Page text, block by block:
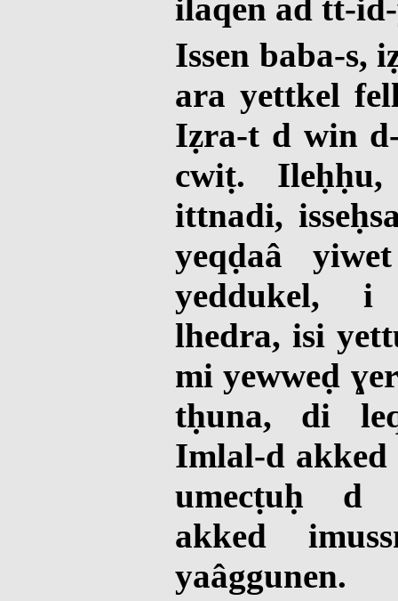
ilaqen ad tt-
Issen baba-s,
ara yettkel
Iẓra-t d win
cwiṭ.
ittnadi,
yeqḍaâ
yeddukel, i
lhedra, isi
mi yewweḍ
tḥuna, di
Imlal-d akked
umecṭuḥ d
akked
yaâggunen.